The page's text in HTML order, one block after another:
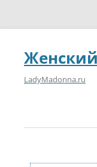
LadyMadonna.ru